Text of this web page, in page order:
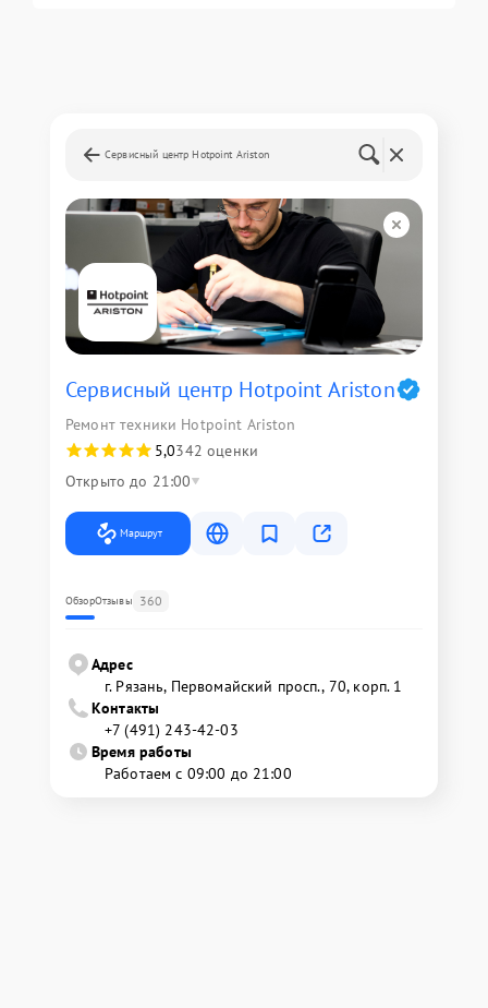
Сервисный центр Hotpoint Ariston
Сервисный центр Hotpoint Ariston
Ремонт техники Hotpoint Ariston
5,0342 оценки
Открыто до 21:00
Маршрут
ОбзорОтзывы 360
Адрес
г. Рязань, Первомайский просп., 70, корп. 1
Контакты
+7 (491) 243-42-03
Время работы
Работаем с 09:00 до 21:00